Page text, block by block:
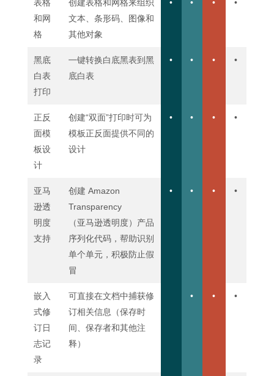
表格
和网
格
创建表格和网格来组织
文本、条形码、图像和
其他对象
• • • •
黑底
白表
打印
㇐键转换白底黑表到黑
底白表
• • • •
正反
面模
板设
计
创建“双面”打印时可为
模板正反面提供不同的
设计
• • • •
亚马
逊透
明度
支持
创建 Amazon
Transparency
（亚马逊透明度）产品
序列化代码，帮助识别
单个单元，积极防止假
冒
• • • •
嵌入
式修
订日
志记
录
可直接在文档中捕获修
订相关信息（保存时
间、保存者和其他注
释）
• • •